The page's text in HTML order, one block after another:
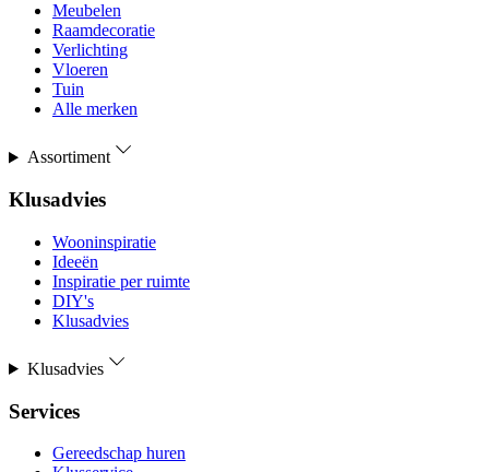
Meubelen
Raamdecoratie
Verlichting
Vloeren
Tuin
Alle merken
Assortiment
Klusadvies
Wooninspiratie
Ideeën
Inspiratie per ruimte
DIY's
Klusadvies
Klusadvies
Services
Gereedschap huren